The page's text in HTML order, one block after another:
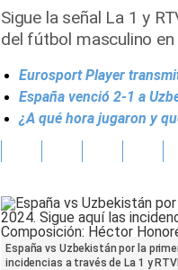
Sigue la señal La 1 y
del fútbol masculino
Eurosport Player
España venció 2-1 a
¿A qué hora jugaron y
España vs Uzbekistán por la
incidencias a través de La 1 y